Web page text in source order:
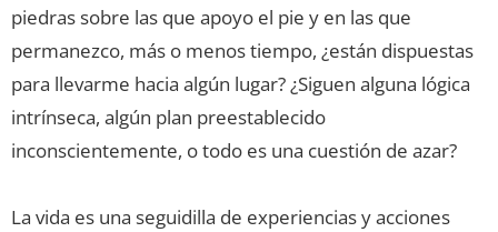
piedras sobre las que apoyo el pie y en las que
permanezco, más o menos tiempo, ¿están dispuestas
para llevarme hacia algún lugar? ¿Siguen alguna lógica
intrínseca, algún plan preestablecido
inconscientemente, o todo es una cuestión de azar?
La vida es una seguidilla de experiencias y acciones